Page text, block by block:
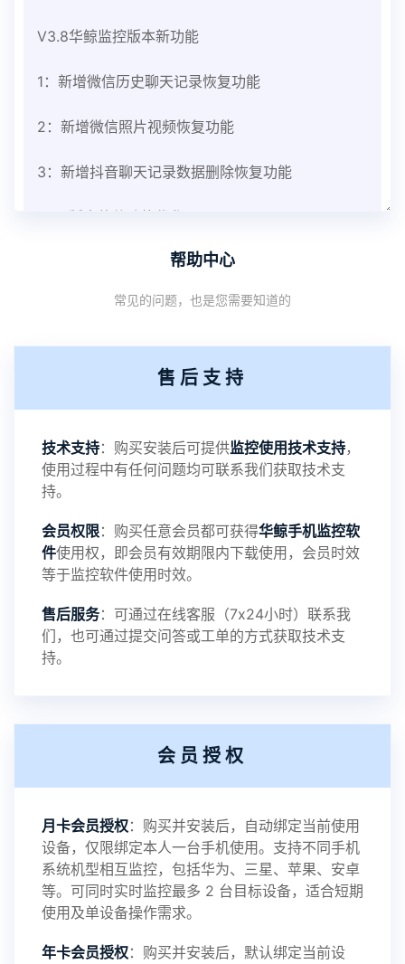
V3.8华鲸监控版本新功能
1：新增微信历史聊天记录恢复功能
2：新增微信照片视频恢复功能
3：新增抖音聊天记录数据删除恢复功能
1：优化监控终端从当前监控界面切换其他被控端手
机设备响应慢问题
4：优化离线云储存服务器相册照片文件夹路径问题
5：优化关闭监控后离线设置云储存对方微信聊天记
录文件改为自定义文件名称
提示：
提示1：为避免异常风险情况，传输对方手机数据文
件至本地请先切换代理网络
鲸监控存在的问题与所需的更多功能，华鲸手机监
控将持续为您创造更优秀的监控APP
帮助中心
常见的问题，也是您需要知道的
售后支持
技术支持：购买安装后可提供监控使用技术支持，
使用过程中有任何问题均可联系我们获取技术支
持。
会员权限：购买任意会员都可获得华鲸手机监控软
件使用权，即会员有效期限内下载使用，会员时效
等于监控软件使用时效。
售后服务：可通过在线客服（7x24小时）联系我
们，也可通过提交问答或工单的方式获取技术支
持。
会员授权
月卡会员授权：购买并安装后，自动绑定当前使用
设备，仅限绑定本人一台手机使用。支持不同手机
系统机型相互监控，包括华为、三星、苹果、安卓
等。可同时实时监控最多 2 台目标设备，适合短期
使用及单设备操作需求。
年卡会员授权：购买并安装后，默认绑定当前设